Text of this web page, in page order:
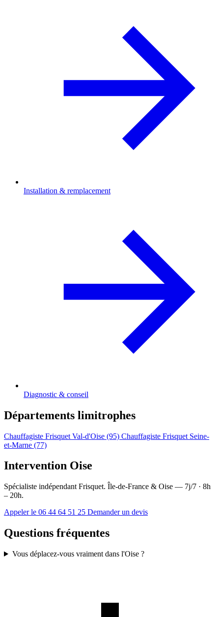
Installation & remplacement
Diagnostic & conseil
Départements limitrophes
Chauffagiste Frisquet Val-d'Oise (95) Chauffagiste Frisquet Seine-
et-Marne (77)
Intervention Oise
Spécialiste indépendant Frisquet. Île-de-France & Oise — 7j/7 · 8h
– 20h.
Appeler le 06 44 64 51 25 Demander un devis
Questions fréquentes
Vous déplacez-vous vraiment dans l'Oise ?